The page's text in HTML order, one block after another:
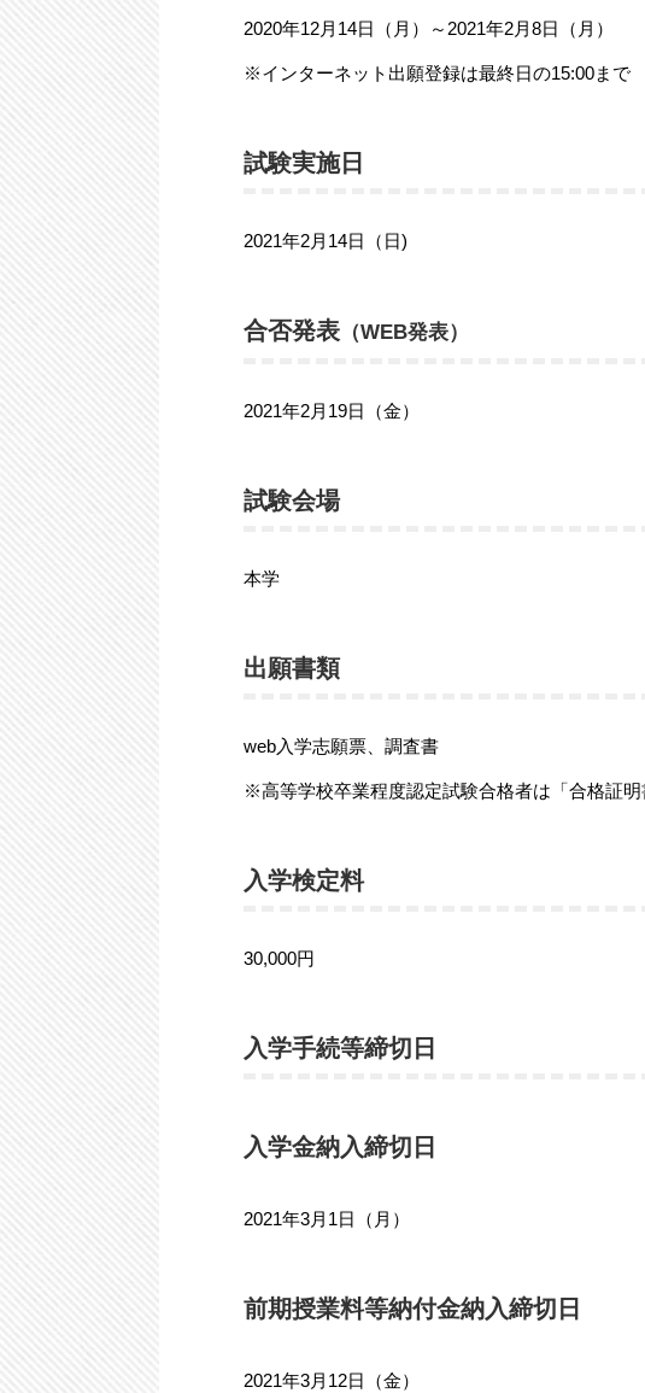
2020年12月14日（月）～2021年2月8日（月）
※インターネット出願登録は最終日の15:00まで
試験実施日
2021年2月14日（日)
合否発表 （WEB発表）
2021年2月19日（金）
試験会場
本学
出願書類
web入学志願票、調査書
※高等学校卒業程度認定試験合格者は「合格証
入学検定料
30,000円
入学手続等締切日
入学金納入締切日
2021年3月1日（月）
前期授業料等納付金納入締切日
2021年3月12日（金）